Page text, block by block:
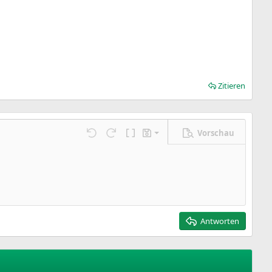
Zitieren
Rückgängig
Wiederholen
BBCode umschalten
Entwürfe
Entwurf speichern
Vorschau
Antworten